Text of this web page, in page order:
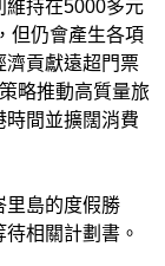
維持在5000多元
但仍會產生各項
濟貢獻遠超門票
略推動高質量旅
間並擴闊消費
里島的度假勝
相關計劃書。